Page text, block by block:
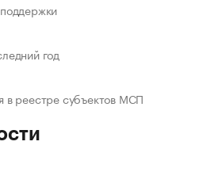
год
в реестре субъектов МСП